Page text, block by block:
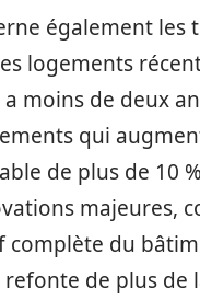
également les
logements
moins de deux
qui
de plus de 10
majeures,
complète du
de plus de